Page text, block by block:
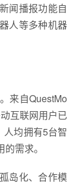
闻播报功能自
人等多种机器
来自QuestMo
互联网用户已
人均拥有5台智
需求。
岛化、合作模